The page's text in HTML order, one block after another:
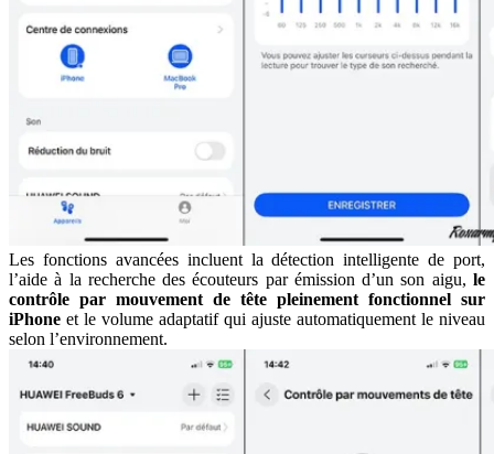
Les fonctions avancées incluent la détection intelligente de port,
l’aide à la recherche des écouteurs par émission d’un son aigu, le
contrôle par mouvement de tête pleinement fonctionnel sur
iPhone et le volume adaptatif qui ajuste automatiquement le niveau
selon l’environnement.